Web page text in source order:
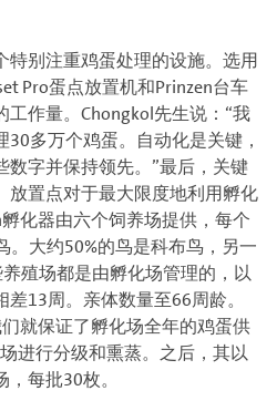
特别注重鸡蛋处理的设施。选用
Pro蛋点放置机和Prinzen台车
作量。Chongkol先生说：“我
多万个鸡蛋。自动化是关键，
数字并保持领先。”最后，关键
放置点对于最大限度地利用孵化
化器由六个饲养场提供，每个
。大约50%的鸟是科布鸟，另一
殖场都是由孵化场管理的，以
13周。亲体数量至66周龄。
就保证了孵化场全年的鸡蛋供
进行分级和熏蒸。之后，其以
每批30枚。